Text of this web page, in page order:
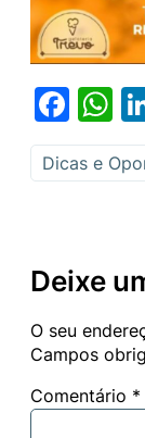
Dicas e
Deixe
O seu
Campos
Comentário *